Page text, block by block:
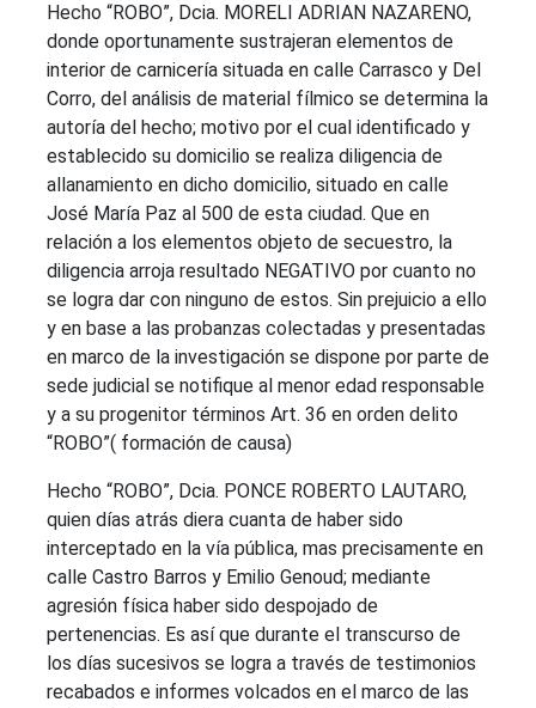
Hecho “ROBO”, Dcia. MORELI ADRIAN NAZARENO,
donde oportunamente sustrajeran elementos de
interior de carnicería situada en calle Carrasco y Del
Corro, del análisis de material fílmico se determina la
autoría del hecho; motivo por el cual identificado y
establecido su domicilio se realiza diligencia de
allanamiento en dicho domicilio, situado en calle
José María Paz al 500 de esta ciudad. Que en
relación a los elementos objeto de secuestro, la
diligencia arroja resultado NEGATIVO por cuanto no
se logra dar con ninguno de estos. Sin prejuicio a ello
y en base a las probanzas colectadas y presentadas
en marco de la investigación se dispone por parte de
sede judicial se notifique al menor edad responsable
y a su progenitor términos Art. 36 en orden delito
“ROBO”( formación de causa)
Hecho “ROBO”, Dcia. PONCE ROBERTO LAUTARO,
quien días atrás diera cuanta de haber sido
interceptado en la vía pública, mas precisamente en
calle Castro Barros y Emilio Genoud; mediante
agresión física haber sido despojado de
pertenencias. Es así que durante el transcurso de
los días sucesivos se logra a través de testimonios
recabados e informes volcados en el marco de las